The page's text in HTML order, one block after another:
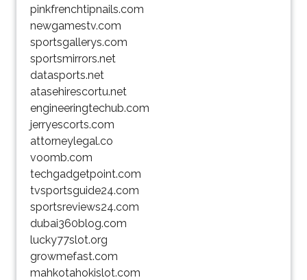
pinkfrenchtipnails.com
newgamestv.com
sportsgallerys.com
sportsmirrors.net
datasports.net
atasehirescortu.net
engineeringtechub.com
jerryescorts.com
attorneylegal.co
voomb.com
techgadgetpoint.com
tvsportsguide24.com
sportsreviews24.com
dubai360blog.com
lucky77slot.org
growmefast.com
mahkotahokislot.com